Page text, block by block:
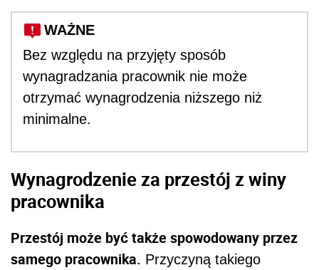
WAŻNE
Bez względu na przyjęty sposób
wynagradzania pracownik nie może
otrzymać wynagrodzenia niższego niż
minimalne.
Wynagrodzenie za przestój z winy
pracownika
Przestój może być także spowodowany przez
samego pracownika. Przyczyną takiego